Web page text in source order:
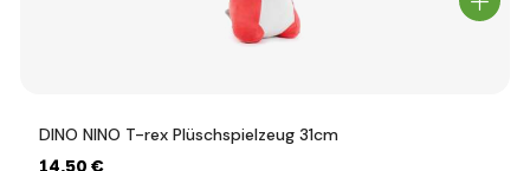
DINO NINO T-rex Plüschspielzeug 31cm
14,50 €